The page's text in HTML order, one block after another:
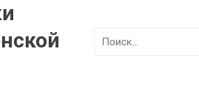
Найти: